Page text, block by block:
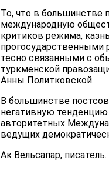
То, что в большинстве
международную
критиков режима,
прогосударственными
тесно связанными с
туркменской
Анны Политковской.
В большинстве
негативную
авторитетных
ведущих
Ак Вельсапар, писатель.